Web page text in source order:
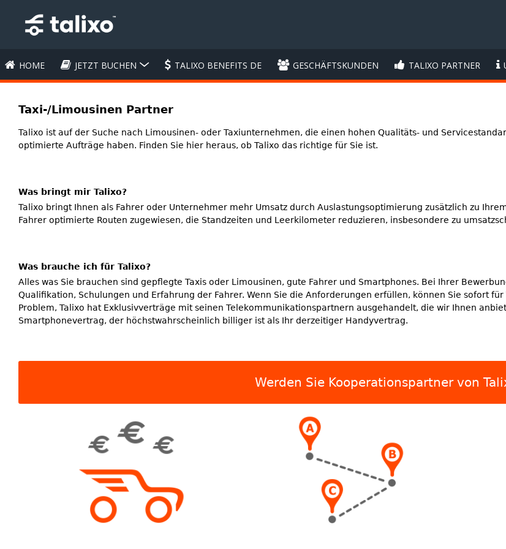
HOME JETZT BUCHEN TALIXO BENEFITS DE GESCHÄFTSKUNDEN TALIXO PARTNER
Taxi-/Limousinen Partner
Talixo ist auf der Suche nach Limousinen- oder Taxiunternehmen, die einen hohen Qualitäts- und
optimierte Aufträge haben. Finden Sie hier heraus, ob Talixo das richtige für Sie ist.
Was bringt mir Talixo?
Talixo bringt Ihnen als Fahrer oder Unternehmer mehr Umsatz durch Auslastungsoptimierung zusätzlich zu
Fahrer optimierte Routen zugewiesen, die Standzeiten und Leerkilometer reduzieren, insbesondere zu
Was brauche ich für Talixo?
Alles was Sie brauchen sind gepflegte Taxis oder Limousinen, gute Fahrer und Smartphones. Bei Ihrer
Qualifikation, Schulungen und Erfahrung der Fahrer. Wenn Sie die Anforderungen erfüllen, können Sie sofort
Problem, Talixo hat Exklusivverträge mit seinen Telekommunikationspartnern ausgehandelt, die wir Ihnen
Smartphonevertrag, der höchstwahrscheinlich billiger ist als Ihr derzeitiger Handyvertrag.
Werden Sie Kooperationspartner von